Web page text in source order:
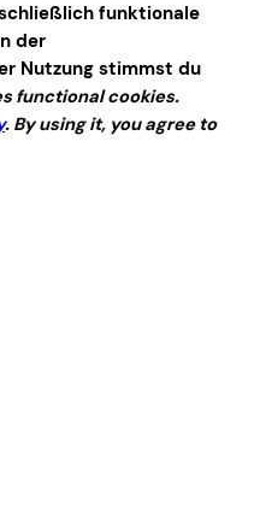
funktionale
der
Nutzung stimmst du
functional cookies.
. By using it, you agree to